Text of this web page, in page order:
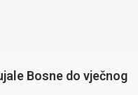
Bosne do vječnog